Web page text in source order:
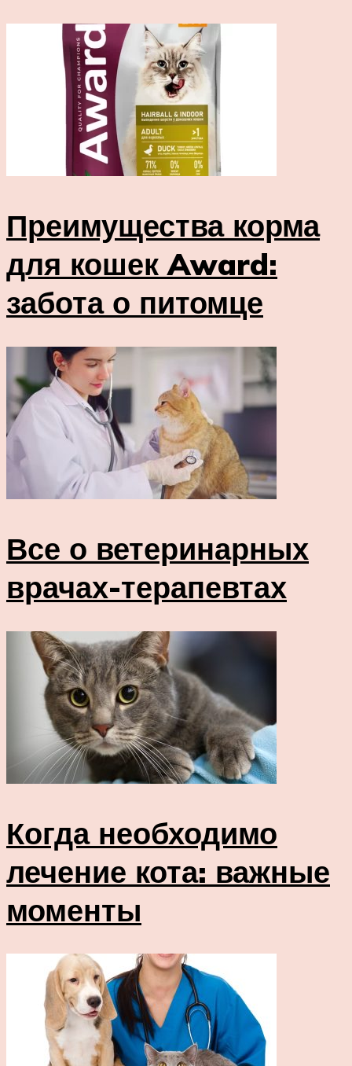
Преимущества корма
для кошек Award:
забота о питомце
Все о ветеринарных
врачах-терапевтах
Когда необходимо
лечение кота: важные
моменты